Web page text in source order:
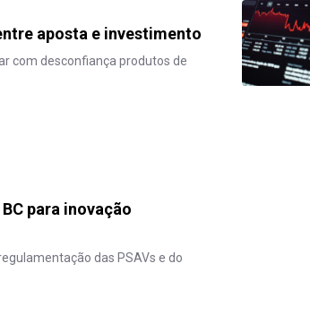
aposta e investimento
com desconfiança produtos de
para inovação
das PSAVs e do